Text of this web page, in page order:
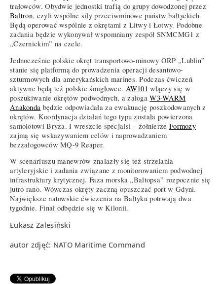
trałowców. Obydwie jednostki trafią do grupy dowodzonej przez
Baltron, czyli wspólne siły przeciwminowe państw bałtyckich.
Będą operować wspólnie z okrętami z Litwy i Łotwy. Podobne
zadania będzie wykonywał wspomniany zespół SNMCMG1 z
„Czernickim” na czele.
Jednocześnie polskie okręt transportowo-minowy ORP „Lublin”
stanie się platformą do prowadzenia operacji desantowo-
szturmowych dla amerykańskich marines. Podczas ćwiczeń
aktywne będą też polskie śmigłowce. AW101 włączy się w
poszukiwanie okrętów podwodnych, a załogaW3-WARM
Anakonda będzie odpowiadała za ewakuację poszkodowanych z
okrętów. Koordynacja działań tego typu została powierzona
samolotowi Bryza. I wreszcie specjalsi – żołnierze Formozy
zajmą się wskazywaniem celów i naprowadzaniem
bezzałogowców MQ-9 Reaper.
W scenariuszu manewrów znalazły się też strzelania
artyleryjskie i zadania związane z monitorowaniem podwodnej
infrastruktury krytycznej. Faza morska „Baltopsa” rozpocznie się
jutro rano. Wówczas okręty zaczną opuszczać port w Gdyni.
Największe natowskie ćwiczenia na Bałtyku potrwają dwa
tygodnie. Finał odbędzie się w Kilonii.
Łukasz Zalesiński
autor zdjęć: NATO Maritime Command